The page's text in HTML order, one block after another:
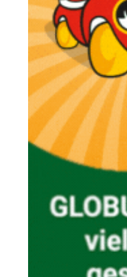
Polizeimeldungen
Themen und Termine
Gewinnspiele